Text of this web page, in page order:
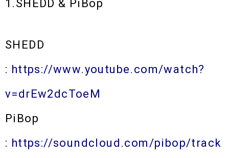
1.SHEDD & PiBop
SHEDD
: https://www.youtube.com/watch?
v=drEw2dcToeM
PiBop
: https://soundcloud.com/pibop/track